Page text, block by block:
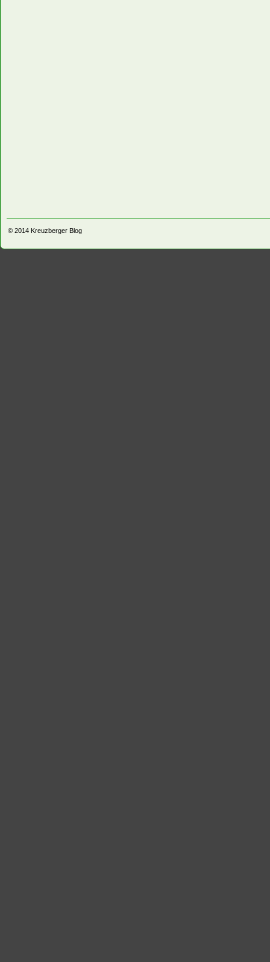
© 2014 Kreuzberger Blog